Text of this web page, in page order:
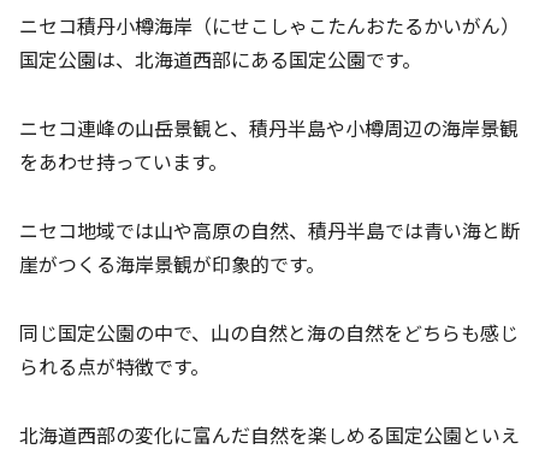
ニセコ積丹小樽海岸（にせこしゃこたんおたるかいがん）
国定公園は、北海道西部にある国定公園です。
ニセコ連峰の山岳景観と、積丹半島や小樽周辺の海岸景観
をあわせ持っています。
ニセコ地域では山や高原の自然、積丹半島では青い海と断
崖がつくる海岸景観が印象的です。
同じ国定公園の中で、山の自然と海の自然をどちらも感じ
られる点が特徴です。
北海道西部の変化に富んだ自然を楽しめる国定公園といえ